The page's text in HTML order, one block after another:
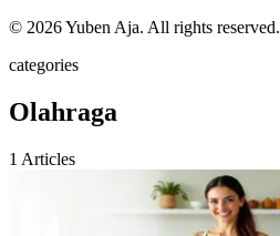
© 2026 Yuben Aja. All rights reserved.
categories
Olahraga
1 Articles